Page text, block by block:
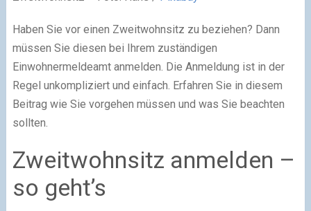
Haben Sie vor einen Zweitwohnsitz zu beziehen? Dann
müssen Sie diesen bei Ihrem zuständigen
Einwohnermeldeamt anmelden. Die Anmeldung ist in der
Regel unkompliziert und einfach. Erfahren Sie in diesem
Beitrag wie Sie vorgehen müssen und was Sie beachten
sollten.
Zweitwohnsitz anmelden –
so geht’s